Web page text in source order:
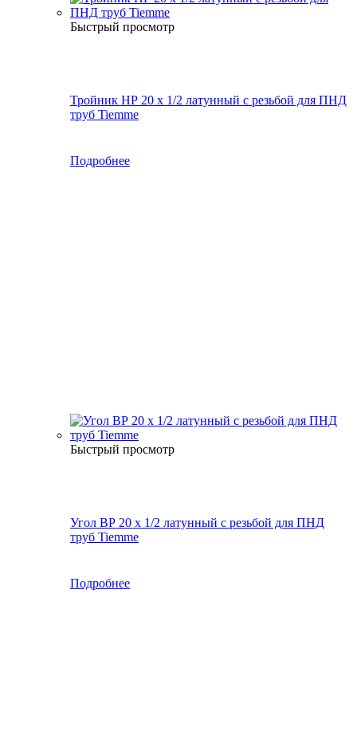
Быстрый просмотр
Тройник НР 20 х 1/2 латунный с резьбой для ПНД
труб Tiemme
Подробнее
Быстрый просмотр
Угол ВР 20 х 1/2 латунный с резьбой для ПНД
труб Tiemme
Подробнее